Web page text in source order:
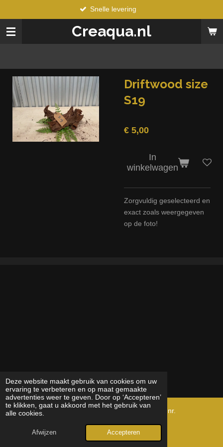
Deze website maakt gebruik van cookies om uw
ervaring te verbeteren en op maat gemaakte
advertenties weer te geven. Door op ‘Accepteren’
te klikken, gaat u akkoord met het gebruik van
alle cookies.
Afwijzen Accepteren
direct
naar
Creaqua.nl
Snelle levering
Driftwood size
S19
€ 5,00
In
winkelwagen
Zorgvuldig geselecteerd en
exact zoals weergegeven
op de foto!
© 2024 - 2025 Creaqua Kvk nr. 96733993, BTW nr.
Powered byJouwWeb